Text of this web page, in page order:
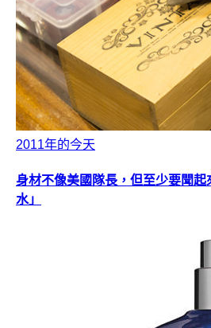
2011年的今天
身材不像美國隊長，但至少要聞
水」